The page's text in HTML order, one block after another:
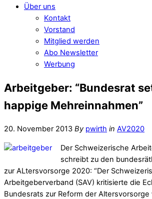
Über uns
Kontakt
Vorstand
Mitglied werden
Abo Newsletter
Werbung
Arbeitgeber: “Bundesrat
happige Mehreinnahmen”
20. November 2013 By pwirth in AV2020
Der Schweizerische
schreibt zu den
zur ALtersvorsorge 2020: “Der
Arbeitgeberverband (SAV) kritisierte die
Bundesrats zur Reform der